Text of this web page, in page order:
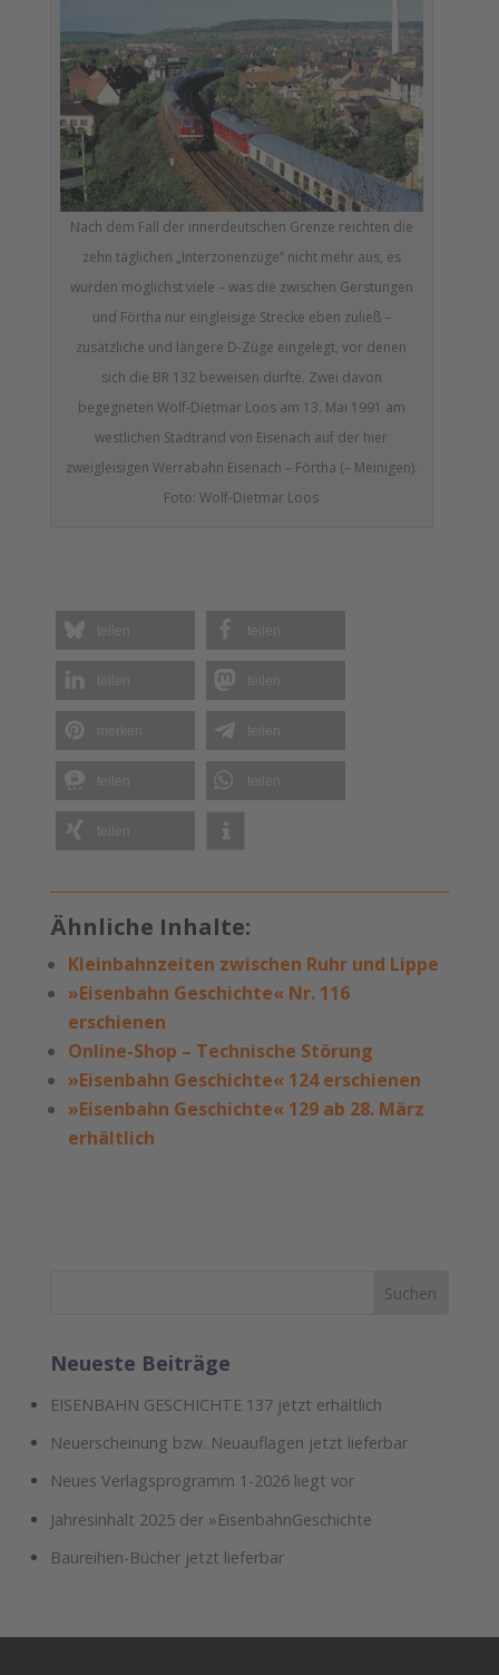
Nach dem Fall der innerdeutschen Grenze reichten die
zehn täglichen „Interzonen­züge“ nicht mehr aus, es
wurden möglichst viele – was die zwischen Gerstungen
und Förtha nur eingleisige Strecke eben zuließ –
zusätzliche und längere D-Züge eingelegt, vor denen
sich die BR 132 beweisen durfte. Zwei davon
begegneten Wolf-Dietmar Loos am 13. Mai 1991 am
westlichen Stadtrand von Eisenach auf der hier
zweigleisigen Werrabahn Eisenach – Förtha (– Meinigen).
Foto: Wolf-Dietmar Loos
Ähnliche Inhalte:
Kleinbahnzeiten zwischen Ruhr und Lippe
»Eisenbahn Geschichte« Nr. 116
erschienen
Online-Shop – Technische Störung
»Eisenbahn Geschichte« 124 erschienen
»Eisenbahn Geschichte« 129 ab 28. März
erhältlich
Neueste Beiträge
EISENBAHN GESCHICHTE 137 jetzt erhältlich
Neuerscheinung bzw. Neuauflagen jetzt lieferbar
Neues Verlagsprogramm 1-2026 liegt vor
Jahresinhalt 2025 der »EisenbahnGeschichte
Baureihen-Bücher jetzt lieferbar